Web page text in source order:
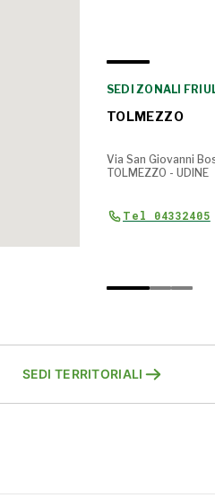
SEDI ZONALI
TOLMEZZO
Via San Giovanni
TOLMEZZO - UDINE
Tel 04332405
SEDI TERRITORIALI